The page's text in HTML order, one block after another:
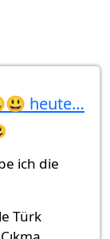
heute…
ich die
Türk